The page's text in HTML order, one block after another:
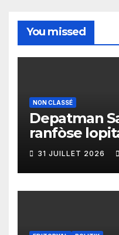
You missed
NON CLASSÉ
Depatman
ranfòse
yo ak yon
materyèl
31 JUILLET 2026